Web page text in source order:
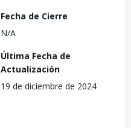
Fecha de Cierre
N/A
Última Fecha de
Actualización
19 de diciembre de 2024